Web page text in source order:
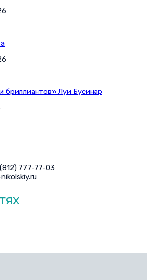
бриллиантов» Луи Бусинар
777-77-03